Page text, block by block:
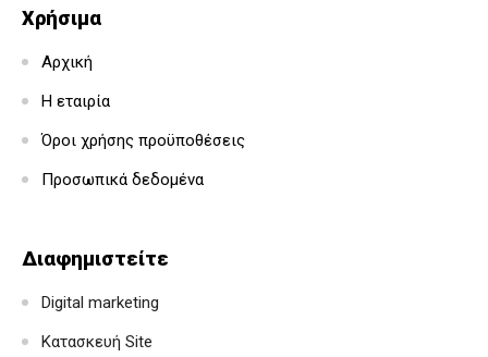
Χρήσιμα
Αρχική
Η εταιρία
Όροι χρήσης προϋποθέσεις
Προσωπικά δεδομένα
Διαφημιστείτε
Digital marketing
Κατασκευή Site